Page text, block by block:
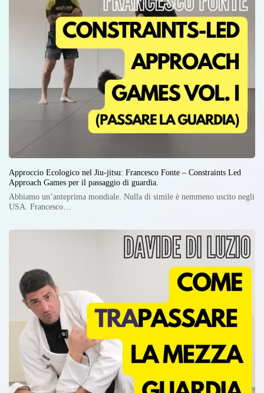
Approccio Ecologico nel Jiu-jitsu: Francesco Fonte – Constraints Led
Approach Games per il passaggio di guardia.
Abbiamo un’anteprima mondiale. Nulla di simile è nemmeno uscito negli
USA. Francesco…